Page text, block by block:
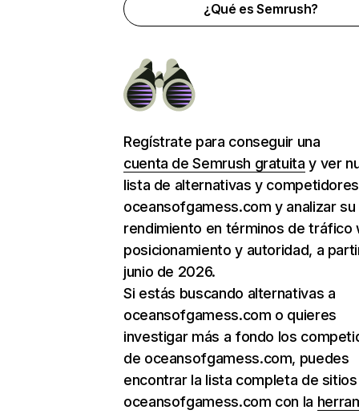
¿Qué es Semrush?
Regístrate para conseguir una
cuenta de Semrush gratuita y ver
lista de alternativas y
oceansofgamess.com y analizar su
rendimiento en términos de tráfico
posicionamiento y autoridad, a
junio de 2026.
Si estás buscando alternativas a
oceansofgamess.com o quieres
investigar más a fondo los
de oceansofgamess.com, puedes
encontrar la lista completa de
oceansofgamess.com con la